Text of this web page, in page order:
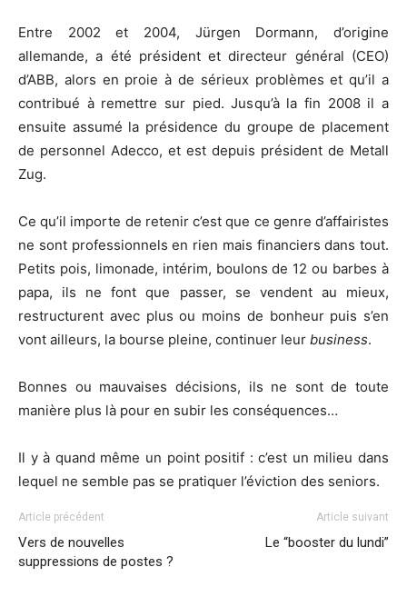
Entre 2002 et 2004, Jürgen Dormann, d’origine
allemande, a été président et directeur général (CEO)
d’ABB, alors en proie à de sérieux problèmes et qu’il a
contribué à remettre sur pied. Jusqu’à la fin 2008 il a
ensuite assumé la présidence du groupe de placement
de personnel Adecco, et est depuis président de Metall
Zug.
Ce qu’il importe de retenir c’est que ce genre d’affairistes
ne sont professionnels en rien mais financiers dans tout.
Petits pois, limonade, intérim, boulons de 12 ou barbes à
papa, ils ne font que passer, se vendent au mieux,
restructurent avec plus ou moins de bonheur puis s’en
vont ailleurs, la bourse pleine, continuer leur business.
Bonnes ou mauvaises décisions, ils ne sont de toute
manière plus là pour en subir les conséquences…
Il y à quand même un point positif : c’est un milieu dans
lequel ne semble pas se pratiquer l’éviction des seniors.
Article précédent
Vers de nouvelles
suppressions de postes ?
Article suivant
Le “booster du lundi”